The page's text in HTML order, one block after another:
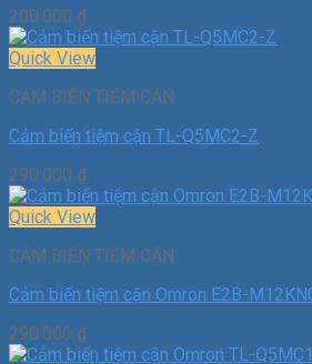
200.000 ₫
Quick View
CẢM BIẾN TIỆM CẬN
Cảm biến tiệm cận TL-Q5MC2-Z
290.000 ₫
Quick View
CẢM BIẾN TIỆM CẬN
Cảm biến tiệm cận Omron E2B-
290.000 ₫